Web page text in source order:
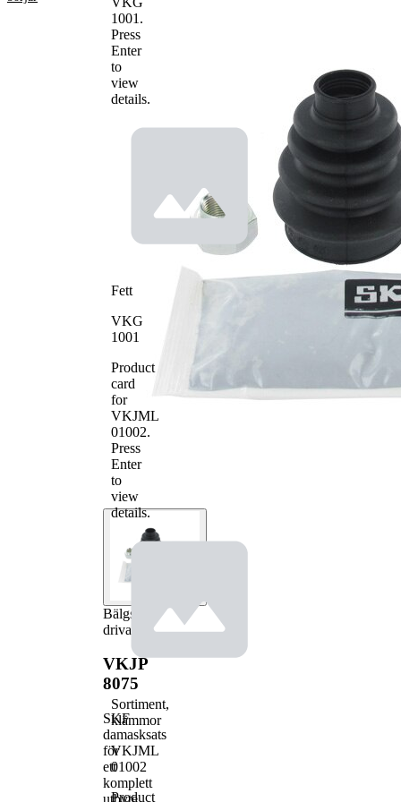
Bälgsats,
drivaxel
VKJP
8075
SKF
damasksats
för
ett
komplett
utbyte.
Höjd
Innerdiameter
1
Innerdiameter
2
1001 .
Press
Enter
to
view
details.
Fett
VKG
1001
Product
card
for
VKJML
01002.
Press
Enter
to
view
details.
Sortiment,
klämmor
VKJML
01002
Product